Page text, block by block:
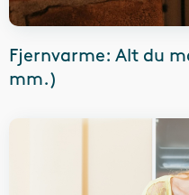
Fjernvarme: Alt du
mm.)